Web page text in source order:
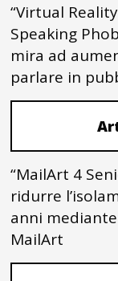
“Virtual
Speaking
mira ad
parlare in
“MailArt 4
ridurre
anni mediante
MailArt